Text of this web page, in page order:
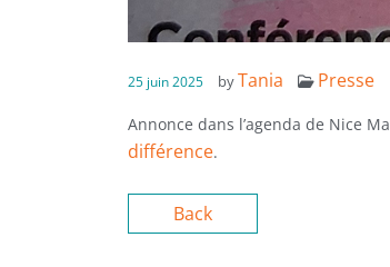
25 juin 2025 byTania Presse
Annonce dans l’agenda de Nice
différence.
Back